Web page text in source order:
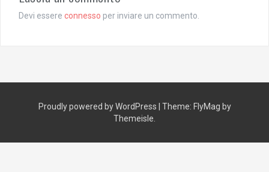
Devi essere connesso per inviare un commento.
Proudly powered by WordPress Theme: FlyMag by
Themeisle.